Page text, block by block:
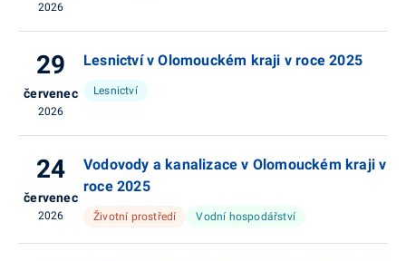
2026
29
červenec
2026
Lesnictví v Olomouckém kraji v roce 2025
Lesnictví
24
červenec
2026
Vodovody a kanalizace v Olomouckém kraji v
roce 2025
Životní prostředí Vodní hospodářství